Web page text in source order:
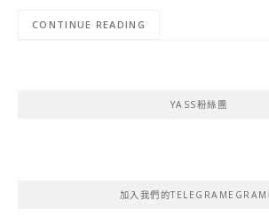
CONTINUE READING
YASS粉絲團
加入我們的TELEGRAMEGRAM